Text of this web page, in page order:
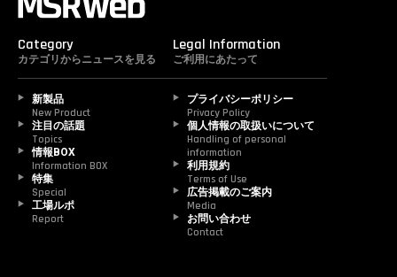
Category
カテゴリからニュースを見る
新製品
New Product
注目の話題
Topics
情報BOX
Information BOX
特集
Special
工場ルポ
Report
Legal Information
ご利用にあたって
プライバシーポリシー
Privacy Policy
個人情報の取扱いについて
Handling of personal
information
利用規約
Terms of Use
広告掲載のご案内
Media
お問い合わせ
Contact